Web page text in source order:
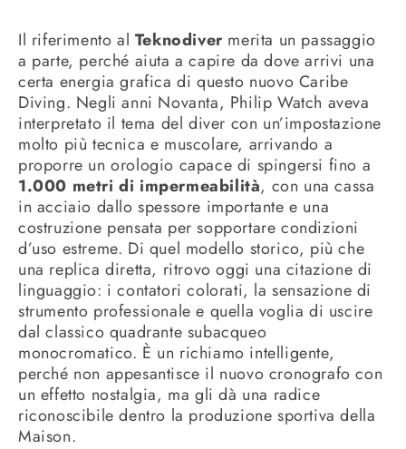
Il riferimento al Teknodivermerita un passaggio
a parte, perché aiuta a capire da dove arrivi una
certa energia grafica di questo nuovo Caribe
Diving. Negli anni Novanta, Philip Watch aveva
interpretato il tema del diver con un’impostazione
molto più tecnica e muscolare, arrivando a
proporre un orologio capace di spingersi fino a
1.000 metri di impermeabilità, con una cassa
in acciaio dallo spessore importante e una
costruzione pensata per sopportare condizioni
d’uso estreme. Di quel modello storico, più che
una replica diretta, ritrovo oggi una citazione di
linguaggio: i contatori colorati, la sensazione di
strumento professionale e quella voglia di uscire
dal classico quadrante subacqueo
monocromatico. È un richiamo intelligente,
perché non appesantisce il nuovo cronografo con
un effetto nostalgia, ma gli dà una radice
riconoscibile dentro la produzione sportiva della
Maison.